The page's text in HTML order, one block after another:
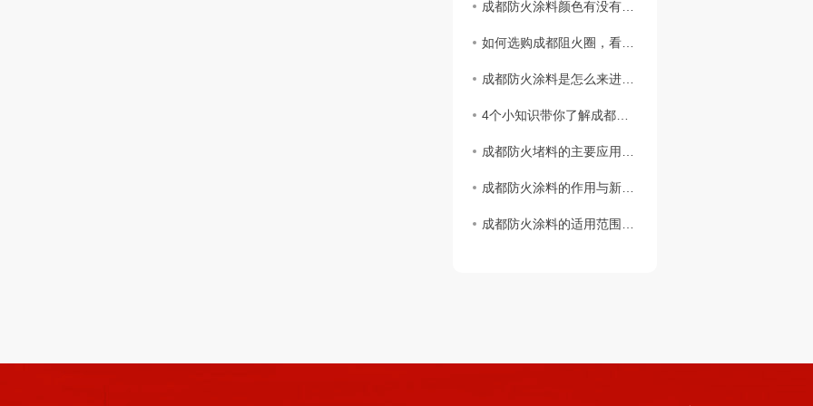
成都防火涂料颜色有没有不同颜色？
如何选购成都阻火圈，看完这篇您就知道啦！
成都防火涂料是怎么来进行施工的
4个小知识带你了解成都阻火圈安装标准
成都防火堵料的主要应用范围
成都防火涂料的作用与新型防火材料
成都防火涂料的适用范围与区分